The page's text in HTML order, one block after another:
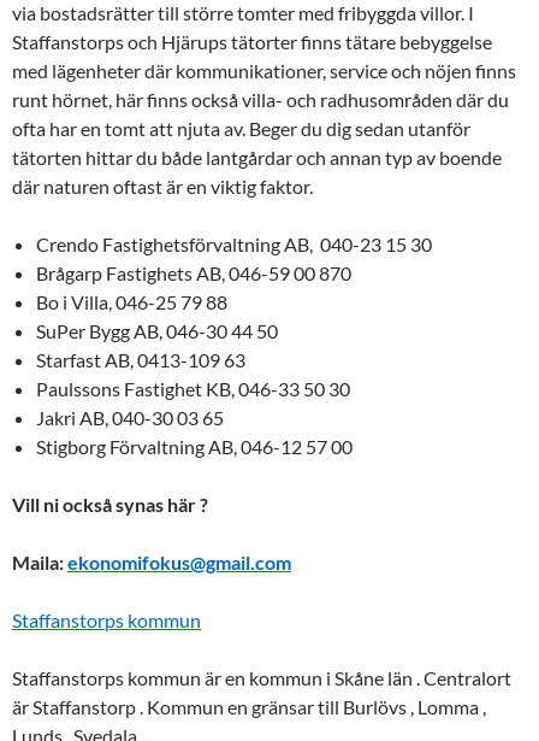
via bostadsrätter till större tomter med fribyggda villor. I
Staffanstorps och Hjärups tätorter finns tätare bebyggelse
med lägenheter där kommunikationer, service och nöjen finns
runt hörnet, här finns också villa- och radhusområden där du
ofta har en tomt att njuta av. Beger du dig sedan utanför
tätorten hittar du både lantgårdar och annan typ av boende
där naturen oftast är en viktig faktor.
Crendo Fastighetsförvaltning AB, 040-23 15 30
Brågarp Fastighets AB, 046-59 00 870
Bo i Villa, 046-25 79 88
SuPer Bygg AB, 046-30 44 50
Starfast AB, 0413-109 63
Paulssons Fastighet KB, 046-33 50 30
Jakri AB, 040-30 03 65
Stigborg Förvaltning AB, 046-12 57 00
Vill ni också synas här ?
Maila:ekonomifokus@gmail.com
Staffanstorps kommun
Staffanstorps kommun är en kommun i Skåne län . Centralort
ärStaffanstorp. Kommun en gränsar till Burlövs , Lomma ,
Lunds , Svedala